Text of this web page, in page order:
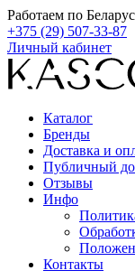
Работаем по
+375 (29) 507-33-87
Личный кабинет
Каталог
Бренды
Доставка и
Публичный
Отзывы
Инфо
Контакты